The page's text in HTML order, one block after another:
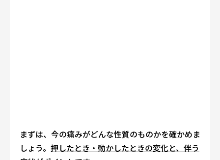
まずは、今の痛みがどんな性質のものかを確かめま
しょう。 押したとき・動かしたときの変化と、伴う